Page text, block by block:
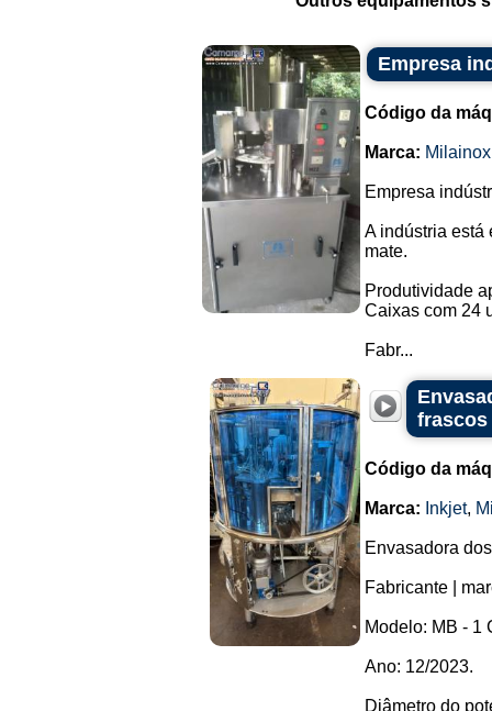
Empresa
Código da
Marca: Milainox
Empresa
A indústria está
mate.
Produtividade
Caixas com 24
Fabr...
frascos
Código da
Marca: Inkjet,
Envasadora
Fabricante |
Modelo: MB - 1
Ano: 12/2023.
Diâmetro do